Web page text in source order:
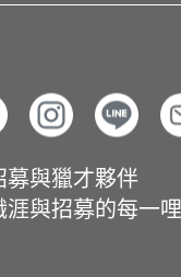
募與獵才夥伴
涯與招募的每一